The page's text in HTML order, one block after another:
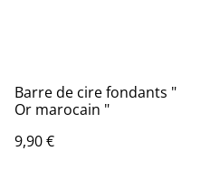
Barre de cire fondants "
Or marocain "
9,90 €